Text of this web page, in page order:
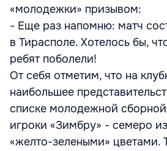
«молодежки» призывом:
- Еще раз напомню: матч
в Тирасполе. Хотелось бы,
ребят поболели!
От себя отметим, что на
наибольшее
списке молодежной
игроки «Зимбру» - семеро
«желто-зелеными» цветами.